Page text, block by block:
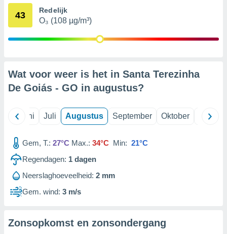
43 Redelijk
O₃ (108 µg/m³)
Wat voor weer is het in Santa Terezinha
De Goiás - GO in augustus?
Juni Juli Augustus September Oktober
Gem, T.: 27°C Max.: 34°C Min: 21°C
Regendagen: 1 dagen
Neerslaghoeveelheid: 2 mm
Gem. wind: 3 m/s
Zonsopkomst en zonsondergang